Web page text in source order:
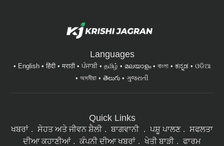
Languages
English हिंदी मराठी ਪੰਜਾਬੀ தமிழ் മലയാളം বাংলা ಕನ್ನಡ
ଓଡିଆ
অসমীয়া
తెలుగు ગુજરાતી
Quick Links
ਖਬਰਾਂ ਸੇਹਤ ਅਤੇ ਜੀਵਨ ਸ਼ੈਲੀ ਬਾਗਵਾਨੀ ਪਸ਼ੂ ਪਾਲਣ
ਸਫਲਤਾ
ਦੀਆ ਕਹਾਣੀਆਂ
ਕੰਪਨੀ ਦੀਆ ਖਬਰਾਂ ਖੇਤੀ ਬਾੜੀ
ਫਾਰਮ